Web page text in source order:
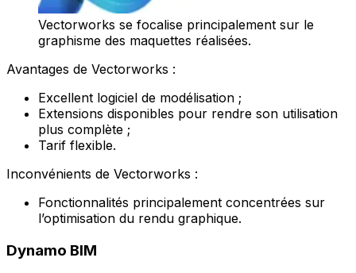
Vectorworks se focalise principalement sur le
graphisme des maquettes réalisées.
Avantages de Vectorworks :
Excellent logiciel de modélisation ;
Extensions disponibles pour rendre son utilisation
plus complète ;
Tarif flexible.
Inconvénients de Vectorworks :
Fonctionnalités principalement concentrées sur
l’optimisation du rendu graphique.
Dynamo BIM